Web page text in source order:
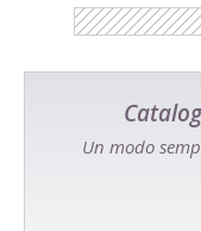
Un modo